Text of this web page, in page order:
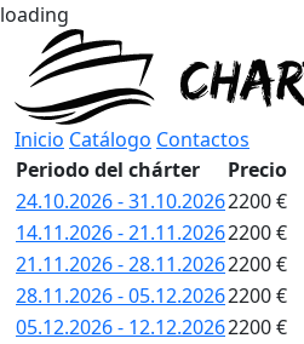
loading
Inicio Catálogo Contactos
Periodo del chárter
Precio
24.10.2026 - 31.10.20262200 €
14.11.2026 - 21.11.20262200 €
21.11.2026 - 28.11.20262200 €
28.11.2026 - 05.12.20262200 €
05.12.2026 - 12.12.20262200 €